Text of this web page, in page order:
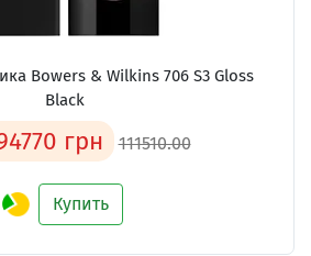
Bowers & Wilkins 706 S3 Gloss
Black
грн 111510.00
Купить